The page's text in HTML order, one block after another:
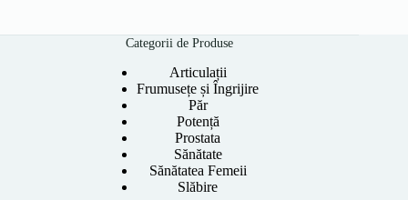
Categorii de Produse
Articulații
Frumusețe și Îngrijire
Păr
Potență
Prostata
Sănătate
Sănătatea Femeii
Slăbire